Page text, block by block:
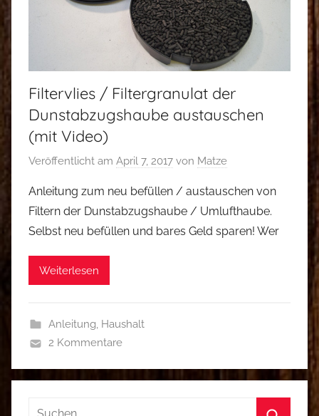
Filtervlies / Filtergranulat der
Dunstabzugshaube austauschen
(mit Video)
Veröffentlicht am April 7, 2017 von Matze
Anleitung zum neu befüllen / austauschen von
Filtern der Dunstabzugshaube / Umlufthaube.
Selbst neu befüllen und bares Geld sparen! Wer
Weiterlesen
Anleitung, Haushalt
2 Kommentare
Suchen